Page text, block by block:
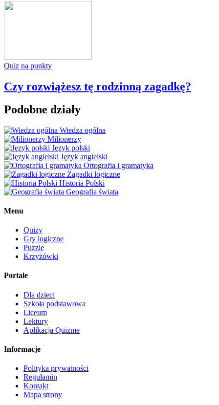
Quiz na punkty
Czy rozwiążesz tę rodzinną zagadkę?
Podobne działy
Wiedza ogólna
Milionerzy
Język polski
Język angielski
Ortografia i gramatyka
Zagadki logiczne
Historia Polski
Geografia świata
Menu
Quizy
Gry logiczne
Puzzle
Krzyżówki
Portale
Dla dzieci
Szkoła podstawowa
Liceum
Lektury
Aplikacja Quizme
Informacje
Polityka prywatności
Regulamin
Kontakt
Mapa strony